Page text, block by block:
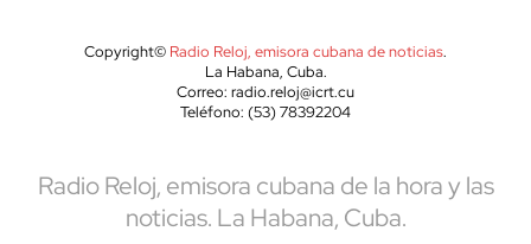
Copyright© Radio Reloj, emisora cubana de noticias.
La Habana, Cuba.
Correo: radio.reloj@icrt.cu
Teléfono: (53) 78392204
Radio Reloj, emisora cubana de la hora y las
noticias. La Habana, Cuba.